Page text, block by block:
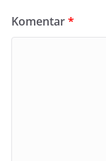
Komentar*